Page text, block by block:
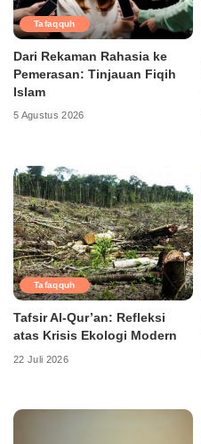
Tafaqquh
Dari Rekaman Rahasia ke
Pemerasan: Tinjauan Fiqih
Islam
5 Agustus 2026
Tafaqquh
Tafsir Al-Qur’an: Refleksi
atas Krisis Ekologi Modern
22 Juli 2026